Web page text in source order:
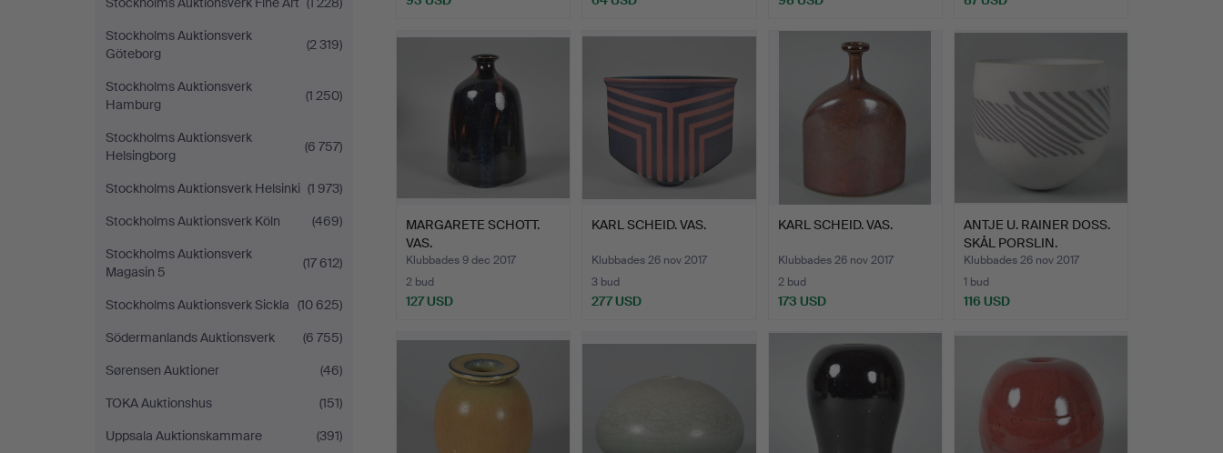
Stockholms Auktionsverk
Göteborg
(2 319)
Stockholms Auktionsverk
Hamburg
(1 250)
Stockholms Auktionsverk
Helsingborg
(6 757)
Stockholms Auktionsverk Helsinki (1 973)
Stockholms Auktionsverk Köln
(469)
Stockholms Auktionsverk
Magasin 5
(17 612)
Stockholms Auktionsverk Sickla (10 625)
Södermanlands Auktionsverk
(6 755)
Sørensen Auktioner
(46)
TOKA Auktionshus
(151)
Uppsala Auktionskammare
(391)
MARGARETE SCHOTT.
VAS.
Klubbades 9 dec 2017
2 bud
127 USD
KARL SCHEID. VAS.
Klubbades 26 nov 2017
3 bud
277 USD
KARL SCHEID. VAS.
Klubbades 26 nov 2017
2 bud
173 USD
ANTJE U. RAINER DOSS.
SKÅL PORSLIN.
Klubbades 26 nov 2017
1 bud
116 USD